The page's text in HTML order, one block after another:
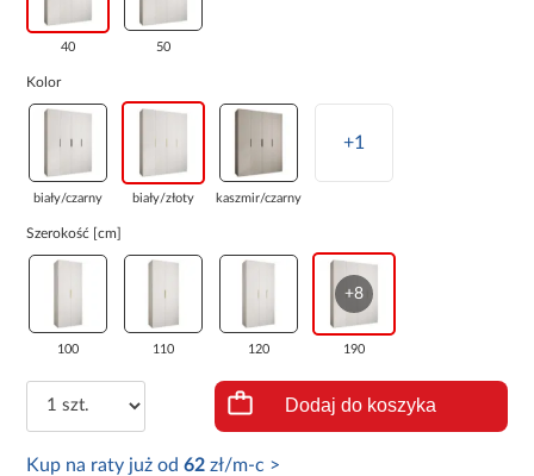
40 50
Kolor
biały/czarny biały/złoty kaszmir/czarny
+1
Szerokość [cm]
100 110 120
+8
190
Dodaj do koszyka
Kup na raty już od62 zł/m-c >